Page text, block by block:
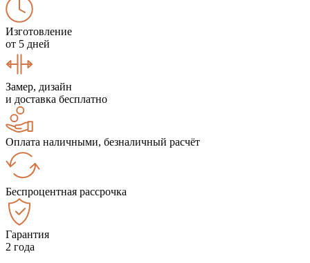
Изготовление
от 5 дней
Замер, дизайн
и доставка бесплатно
Оплата наличными, безналичный расчёт
Беспроцентная рассрочка
Гарантия
2 года